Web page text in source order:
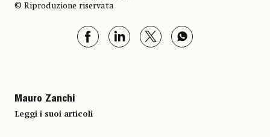
© Riproduzione riservata
Mauro Zanchi
Leggi i suoi articoli